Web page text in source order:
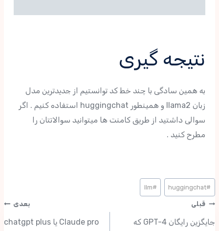
نتیجه گیری
به همین سادگی با چند خط کد توانستیم از جدیدترین مدل
زبان llama2 و همینطور huggingchat استفاده کنیم . اگر
سوالی داشتید از طریق کامنت ها میتوانید سوالاتتان را
مطرح کنید .
#
huggingchat
#
llm
قبلی
جایگزین رایگان GPT-4 که
بعدی
Claude pro یا chatgpt plus